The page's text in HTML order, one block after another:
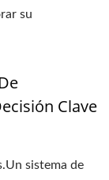
su
Clave
sistema de